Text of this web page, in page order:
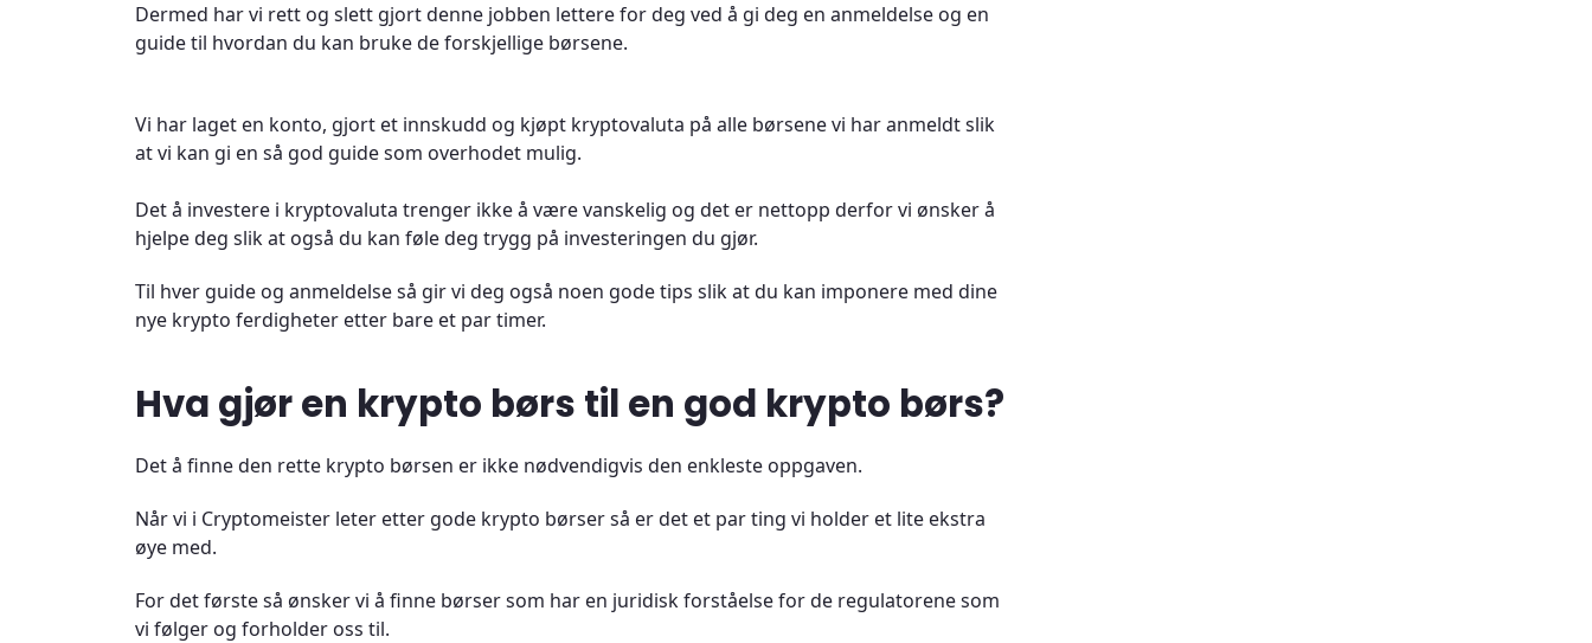
Dermed har vi rett og slett gjort denne jobben lettere for deg ved å gi deg en anmeldelse og en
guide til hvordan du kan bruke de forskjellige børsene.
Vi har laget en konto, gjort et innskudd og kjøpt kryptovaluta på alle børsene vi har anmeldt slik
at vi kan gi en så god guide som overhodet mulig.
Det å investere i kryptovaluta trenger ikke å være vanskelig og det er nettopp derfor vi ønsker å
hjelpe deg slik at også du kan føle deg trygg på investeringen du gjør.
Til hver guide og anmeldelse så gir vi deg også noen gode tips slik at du kan imponere med dine
nye krypto ferdigheter etter bare et par timer.
Hva gjør en krypto børs til en god krypto børs?
Det å finne den rette krypto børsen er ikke nødvendigvis den enkleste oppgaven.
Når vi i Cryptomeister leter etter gode krypto børser så er det et par ting vi holder et lite ekstra
øye med.
For det første så ønsker vi å finne børser som har en juridisk forståelse for de regulatorene som
vi følger og forholder oss til.